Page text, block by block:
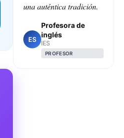
una auténtica tradición.
ES
Profesora de
inglés
IES
PROFESOR